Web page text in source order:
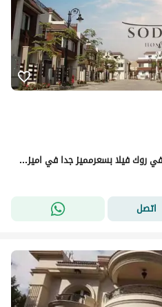
حقيقة فرصة مش هتكرر تاني فيلا في روك فيلا بسعرمميز جدا في اميز لوكيشن في الحي الخامس استلام فوري واستلام نص تشطيب
اتصل